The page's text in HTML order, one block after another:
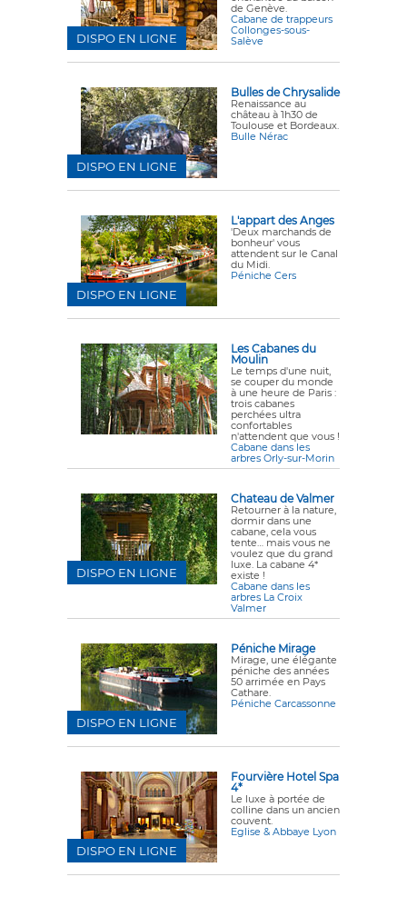
de Genève.
Cabane de trappeurs
Collonges-sous-
Salève
DISPO EN LIGNE
Bulles de Chrysalide
Renaissance au
château à 1h30 de
Toulouse et Bordeaux.
Bulle Nérac
DISPO EN LIGNE
L'appart des Anges
'Deux marchands de
bonheur' vous
attendent sur le Canal
du Midi.
Péniche Cers
DISPO EN LIGNE
Les Cabanes du
Moulin
Le temps d'une nuit,
se couper du monde
à une heure de Paris :
trois cabanes
perchées ultra
confortables
n'attendent que vous !
Cabane dans les
arbres Orly-sur-Morin
Chateau de Valmer
Retourner à la nature,
dormir dans une
cabane, cela vous
tente… mais vous ne
voulez que du grand
luxe. La cabane 4*
existe !
Cabane dans les
arbres La Croix
Valmer
DISPO EN LIGNE
Péniche Mirage
Mirage, une élégante
péniche des années
50 arrimée en Pays
Cathare.
Péniche Carcassonne
DISPO EN LIGNE
Fourvière Hotel Spa
4*
Le luxe à portée de
colline dans un ancien
couvent.
Eglise & Abbaye Lyon
DISPO EN LIGNE